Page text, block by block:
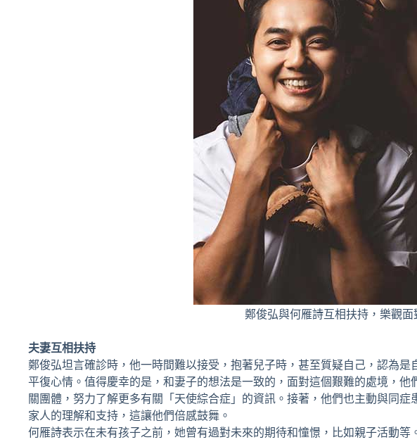
鄭俊弘與何雁詩互相扶持，樂觀面
夫妻互相扶持
鄭俊弘坦言確診時，他一時間難以接受，抱著兒子時，甚至質疑自己，認為
平復心情。值得慶幸的是，和妻子的想法是一致的，面對這個艱難的處境，
關團體，努力了解更多有關「天使綜合症」的資訊。接著，他們也主動與同
家人的理解和支持，這讓他們倍感鼓舞。
何雁詩表示在未有孩子之前，她曾有過對未來的期待和憧憬，比如親子活動